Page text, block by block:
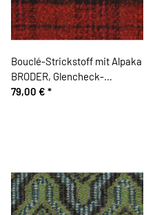
Bouclé-Strickstoff mit Alpaka
BRODER, Glencheck-
Karomuster, rot, Hilco
79,00 € *